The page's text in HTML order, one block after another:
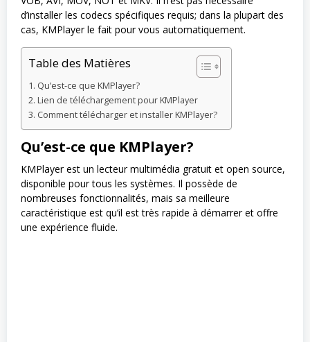
d’installer les codecs spécifiques requis; dans la plupart des
cas, KMPlayer le fait pour vous automatiquement.
Table des Matières
Qu’est-ce que KMPlayer?
Lien de téléchargement pour KMPlayer
Comment télécharger et installer KMPlayer?
Qu’est-ce que KMPlayer?
KMPlayer est un lecteur multimédia gratuit et open source,
disponible pour tous les systèmes. Il possède de
nombreuses fonctionnalités, mais sa meilleure
caractéristique est qu’il est très rapide à démarrer et offre
une expérience fluide.